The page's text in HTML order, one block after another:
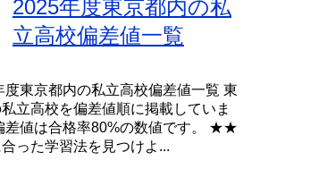
2025年度東京都内の私
立高校偏差値一覧
度東京都内の私立高校偏差値一覧 東
立高校を偏差値順に掲載していま
差値は合格率80%の数値です。 ★★
った学習法を見つけよ...